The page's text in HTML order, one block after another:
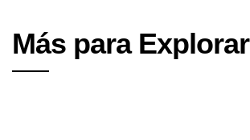
Más para Explorar